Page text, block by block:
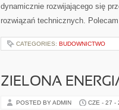
dynamicznie rozwijającego się
rozwiązań technicznych.
CATEGORIES: BUDOWNICTWO
ZIELONA
POSTED BY ADMIN CZE - 27 -